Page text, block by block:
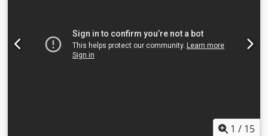
1 / 15